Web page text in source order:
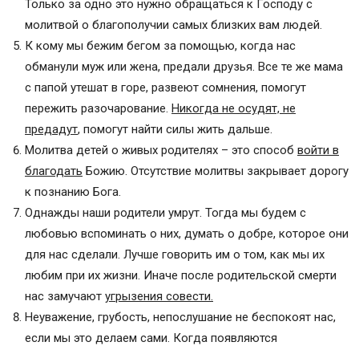
Только за одно это нужно обращаться к Господу с
молитвой о благополучии самых близких вам людей.
К кому мы бежим бегом за помощью, когда нас
обманули муж или жена, предали друзья. Все те же мама
с папой утешат в горе, развеют сомнения, помогут
пережить разочарование. Никогда не осудят, не
предадут, помогут найти силы жить дальше.
Молитва детей о живых родителях – это способ войти в
благодать Божию. Отсутствие молитвы закрывает дорогу
к познанию Бога.
Однажды наши родители умрут. Тогда мы будем с
любовью вспоминать о них, думать о добре, которое они
для нас сделали. Лучше говорить им о том, как мы их
любим при их жизни. Иначе после родительской смерти
нас замучают угрызения совести.
Неуважение, грубость, непослушание не беспокоят нас,
если мы это делаем сами. Когда появляются